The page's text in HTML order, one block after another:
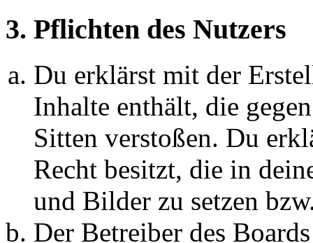
3. Pflichten des Nutzers
Du erklärst mit der
Inhalte enthält, die
Sitten verstoßen. Du
Recht besitzt, die in
und Bilder zu setzen
Der Betreiber des